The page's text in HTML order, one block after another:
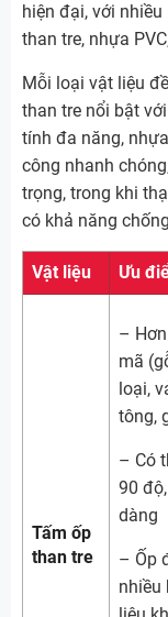
hiện đại, với
than tre, nhựa
Mỗi loại vật liệu
than tre nổi bật
tính đa năng,
công nhanh
trọng, trong khi
có khả năng
Vật liệu Ưu
Tấm ốp
than tre
–
mã
loại,
tông,
– Có
90
dàng
– Ốp
nhiều